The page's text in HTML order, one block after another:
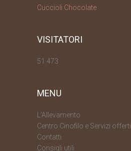
Cuccioli Chocolate
VISITATORI
51.473
MENU
L’Allevamento
Centro Cinofilo e Servizi offerti
Contatti
Consigli utili